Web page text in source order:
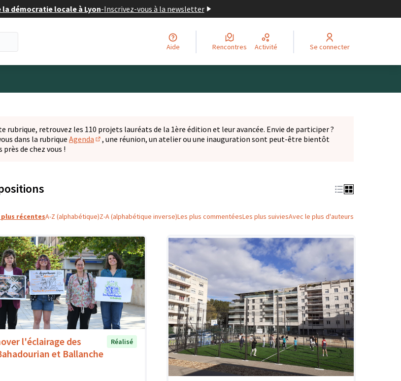
démocratie locale à Lyon-Inscrivez-vous à la newsletter
Aide Rencontres Activité Se connecter
rubrique, retrouvez les 110 projets lauréats de la 1ère édition et leur avancée. Envie de participer ?
dans la rubriqueAgenda
(S'ouvre dans un nouvel onglet)
, une réunion, un atelier ou une inauguration sont peut-être bientôt
près de chez vous !
plus récentesA-Z (alphabétique)Z-A (alphabétique inverse)Les plus commentéesLes plus suiviesAvec le plus d'auteurs
l'éclairage des
et Ballanche
Réalisé